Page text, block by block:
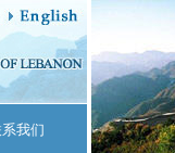
我们